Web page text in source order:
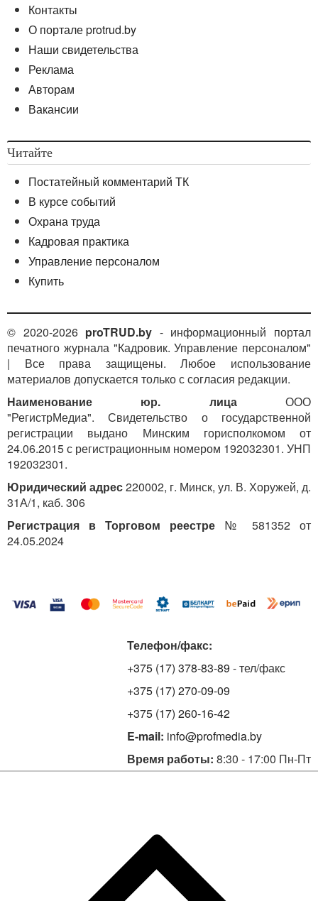
Контакты
О портале protrud.by
Наши свидетельства
Реклама
Авторам
Вакансии
Читайте
Постатейный комментарий ТК
В курсе событий
Охрана труда
Кадровая практика
Управление персоналом
Купить
© 2020-2026 proTRUD.by - информационный портал
печатного журнала "Кадровик. Управление персоналом"
| Все права защищены. Любое использование
материалов допускается только с согласия редакции.
Наименование юр. лицаООО
"РегистрМедиа". Свидетельство о государственной
регистрации выдано Минским горисполкомом от
24.06.2015 с регистрационным номером 192032301. УНП
192032301.
Юридический адрес220002, г. Минск, ул. В. Хоружей, д.
31А/1, каб. 306
Регистрация в Торговом реестре № 581352 от
24.05.2024
Телефон/факс:
+375 (17) 378-83-89 - тел/факс
+375 (17) 270-09-09
+375 (17) 260-16-42
E-mail: info@profmedia.by
Время работы: 8:30 - 17:00 Пн-Пт